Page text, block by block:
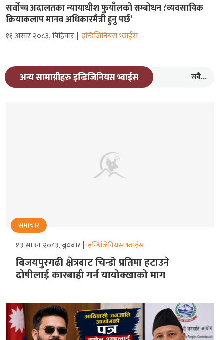
सर्वोच्च अदालतका न्यायाधीश फुयाँलको सम्बोधन :‘व्यवसायिक
क्रियाकलाप मानव अधिकारमैत्री हुनु पर्छ’
११ असार २०८३, बिहिवार इन्डिजिनियस भ्वाईस
अन्य सामाग्रीहरु इन्डिजिनियस भ्वाईस सबै...
समाचार
१३ साउन २०८३, बुधवार इन्डिजिनियस भ्वाईस
बिजयपुरगढी क्षेत्रबाट चिन्डो प्रतिमा हटाउने
दोषीलाई कारबाही गर्न यायोक्खाको माग